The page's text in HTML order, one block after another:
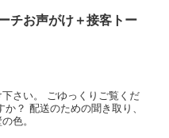
チお声がけ＋接客トー
さい。 ごゆっくりご覧くだ
？ 配送のための聞き取り、
色。